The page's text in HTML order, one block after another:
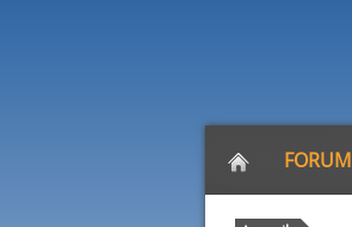
FORUM